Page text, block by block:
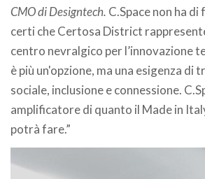
CMO di Designtech. C.Space non ha
certi che Certosa District
centro nevralgico per l’innovazione
è più un'opzione, ma una esigenza di
sociale, inclusione e connessione.
amplificatore di quanto il Made in
potrà fare.”